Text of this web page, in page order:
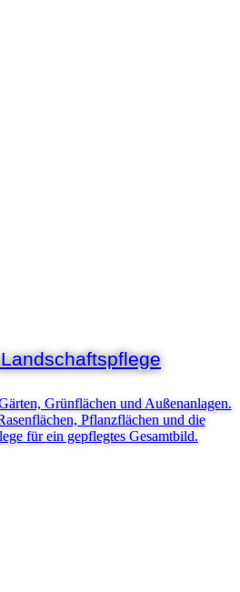
Grünflächen und Außenanlagen.
Pflanzflächen und die
für ein gepflegtes Gesamtbild.